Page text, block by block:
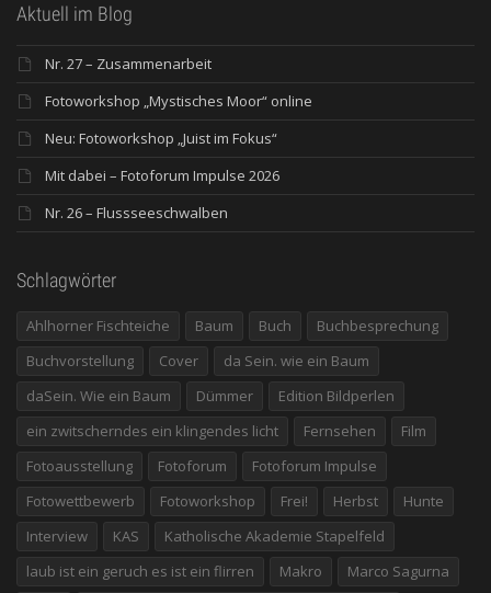
Aktuell im Blog
Nr. 27 – Zusammenarbeit
Fotoworkshop „Mystisches Moor“ online
Neu: Fotoworkshop „Juist im Fokus“
Mit dabei – Fotoforum Impulse 2026
Nr. 26 – Flussseeschwalben
Schlagwörter
Ahlhorner Fischteiche Baum Buch
Buchbesprechung
Buchvorstellung
Cover
da Sein. wie ein Baum
daSein. Wie ein Baum
Dümmer
Edition Bildperlen
ein zwitscherndes ein klingendes licht
Fernsehen
Film
Fotoausstellung
Fotoforum
Fotoforum Impulse
Fotowettbewerb
Fotoworkshop Frei! Herbst
Hunte
Interview
KAS
Katholische Akademie Stapelfeld
laub ist ein geruch es ist ein flirren
Makro Marco Sagurna